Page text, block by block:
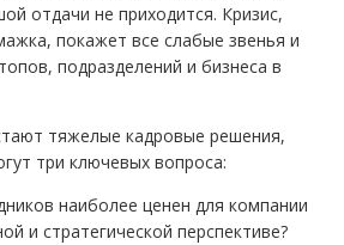
отдачи не приходится. Кризис,
покажет все слабые звенья и
подразделений и бизнеса в
тяжелые кадровые решения,
три ключевых вопроса:
наиболее ценен для компании
и стратегической перспективе?